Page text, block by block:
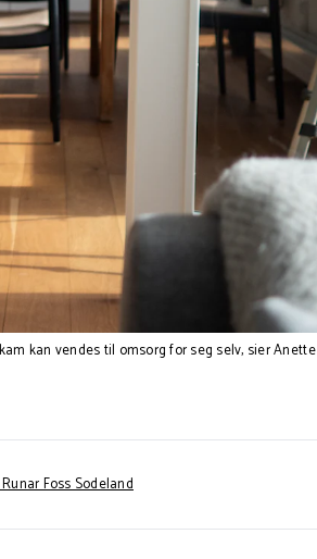
kan vendes til omsorg for seg selv, sier Anette
Foss Sodeland